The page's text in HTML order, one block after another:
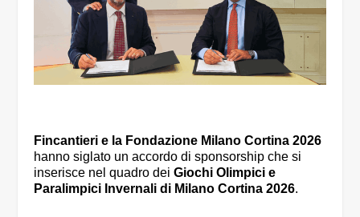
Fincantieri e la Fondazione Milano Cortina 2026
hanno siglato un accordo di sponsorship che si
inserisce nel quadro deiGiochi Olimpici e
Paralimpici Invernali di Milano Cortina 2026.